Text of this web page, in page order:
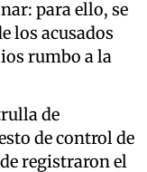
para ello, se
los acusados
rumbo a la
de
de control de
registraron el